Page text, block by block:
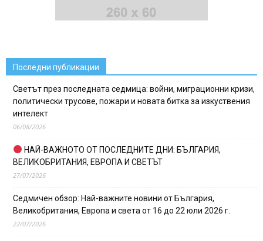
Последни публикации
Светът през последната седмица: войни, миграционни кризи,
политически трусове, пожари и новата битка за изкуствения
интелект
06/08/2026
НАЙ-ВАЖНОТО ОТ ПОСЛЕДНИТЕ ДНИ: БЪЛГАРИЯ,
ВЕЛИКОБРИТАНИЯ, ЕВРОПА И СВЕТЪТ
27/07/2026
Седмичен обзор: Най-важните новини от България,
Великобритания, Европа и света от 16 до 22 юли 2026 г.
22/07/2026